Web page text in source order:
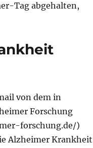
Tag abgehalten,
von dem in
Forschung
forschung.de/)
Alzheimer Krankheit